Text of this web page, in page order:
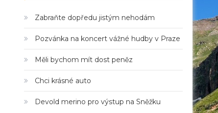
Zabraňte dopředu jistým nehodám
Pozvánka na koncert vážné hudby v Praze
Měli bychom mít dost peněz
Chci krásné auto
Devold merino pro výstup na Sněžku